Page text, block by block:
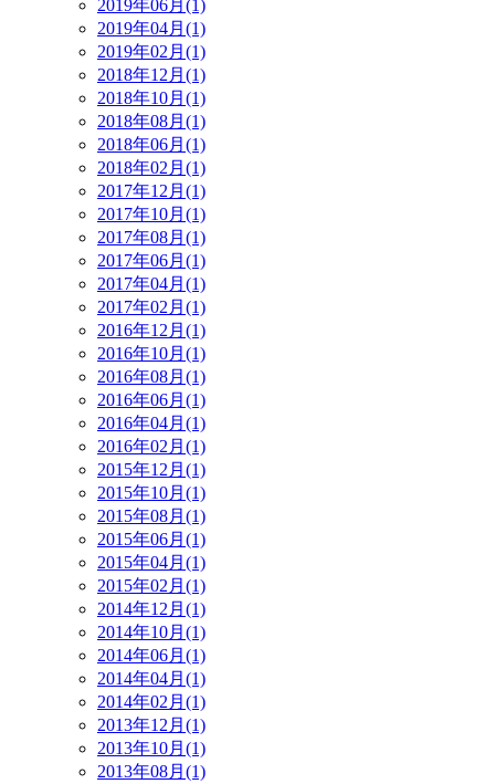
2019年06月(1)
2019年04月(1)
2019年02月(1)
2018年12月(1)
2018年10月(1)
2018年08月(1)
2018年06月(1)
2018年02月(1)
2017年12月(1)
2017年10月(1)
2017年08月(1)
2017年06月(1)
2017年04月(1)
2017年02月(1)
2016年12月(1)
2016年10月(1)
2016年08月(1)
2016年06月(1)
2016年04月(1)
2016年02月(1)
2015年12月(1)
2015年10月(1)
2015年08月(1)
2015年06月(1)
2015年04月(1)
2015年02月(1)
2014年12月(1)
2014年10月(1)
2014年06月(1)
2014年04月(1)
2014年02月(1)
2013年12月(1)
2013年10月(1)
2013年08月(1)